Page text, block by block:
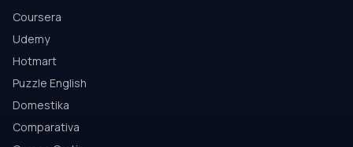
Coursera
Udemy
Hotmart
Puzzle English
Domestika
Comparativa